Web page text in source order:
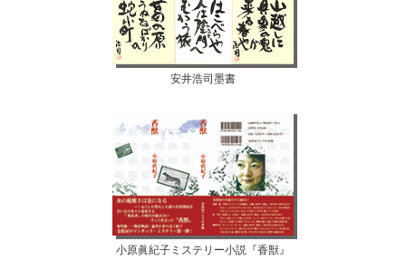
安井浩司墨書
小原眞紀子ミステリー小説『香獣』